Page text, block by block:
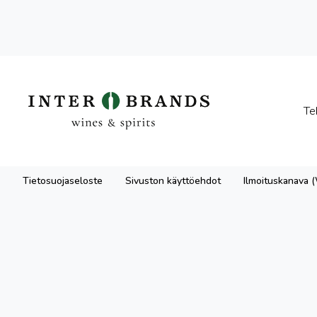
Tietosuojaseloste Sivuston käyttöehdot Ilmoituskanava